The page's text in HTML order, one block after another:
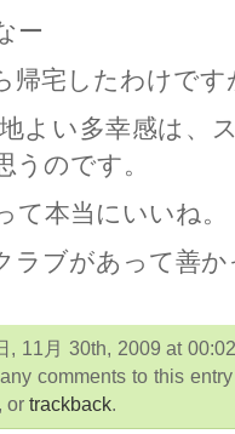
ー
帰宅したわけです
よい多幸感は、
のです。
本当にいいね。
ラブがあって善か
, 11月 30th, 2009 at
comments to this
or trackback.